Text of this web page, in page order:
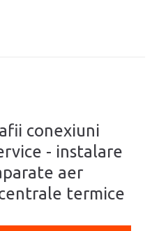
conexiuni
- instalare
aer
termice